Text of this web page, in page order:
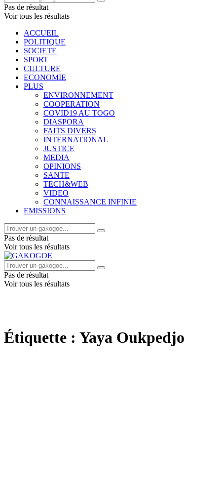
Pas de résultat
Voir tous les résultats
ACCUEIL
POLITIQUE
SOCIETE
SPORT
CULTURE
ECONOMIE
PLUS
ENVIRONNEMENT
COOPERATION
COVID19 AU TOGO
DIASPORA
FAITS DIVERS
INTERNATIONAL
JUSTICE
MEDIA
OPINIONS
SANTE
TECH&WEB
VIDEO
CONNAISSANCE INFINIE
EMISSIONS
Pas de résultat
Voir tous les résultats
Pas de résultat
Voir tous les résultats
Étiquette : Yaya Oukpedjo